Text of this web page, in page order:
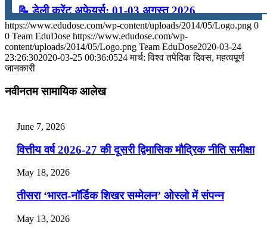
📝 डेली करेंट अफेयर्स: 01-03 अगस्त 2026
July 31, 2026
📝 डेली करेंट अफेयर्स: 28-31 जुलाई 2026
July 25, 2026
📝 डेली करेंट अफेयर्स: 22-24 जुलाई 2026
July 22, 2026
📝 डेली करेंट अफेयर्स: 19-21 जुलाई 2026
July 19, 2026
https://www.edudose.com/wp-content/uploads/2014/05/Logo.png 0
0 Team EduDose https://www.edudose.com/wp-
content/uploads/2014/05/Logo.png Team EduDose2020-03-24
23:26:302020-03-25 00:36:0524 मार्च: विश्‍व तपेदिक दिवस, महत्वपूर्ण
जानकारी
नवीनतम सामायिक आलेख
June 7, 2026
वित्तीय वर्ष 2026-27 की दूसरी द्विमासिक मौद्रिक नीति समीक्षा
May 18, 2026
तीसरा ‘भारत-नॉर्डिक शिखर सम्मेलन’ ओस्लो में संपन्न
May 13, 2026